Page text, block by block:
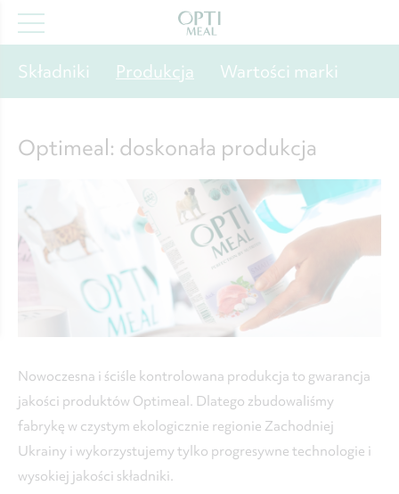
Składniki Produkcja Wartości marki
Optimeal: doskonała produkcja
Nowoczesna i ściśle kontrolowana produkcja to gwarancja
jakości produktów Optimeal. Dlatego zbudowaliśmy
fabrykę w czystym ekologicznie regionie Zachodniej
Ukrainy i wykorzystujemy tylko progresywne technologie i
wysokiej jakości składniki.